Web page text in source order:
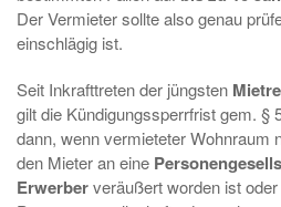
Der Vermieter sollte also genau
einschlägig ist.
Seit Inkrafttreten der jüngsten
gilt die Kündigungssperrfrist gem. §
dann, wenn vermieteter Wohnraum
den Mieter an eine
Erwerberveräußert worden ist